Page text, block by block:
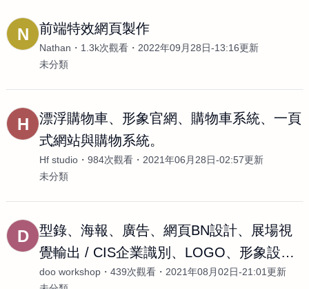
N 前端特效網頁製作
Nathan 1.3k次觀看
2022年09月28日-13:16更新
未分類
H
漂浮購物車、形象官網、購物車系統、一頁
式網站與購物系統。
Hf studio 984次觀看
2021年06月28日-02:57更新
未分類
D
型錄、海報、廣告、網頁BN設計、展場視
覺輸出 / CIS企業識別、LOGO、形象設計 /
書籍、
doo workshop 439次觀看
2021年08月02日-21:01更新